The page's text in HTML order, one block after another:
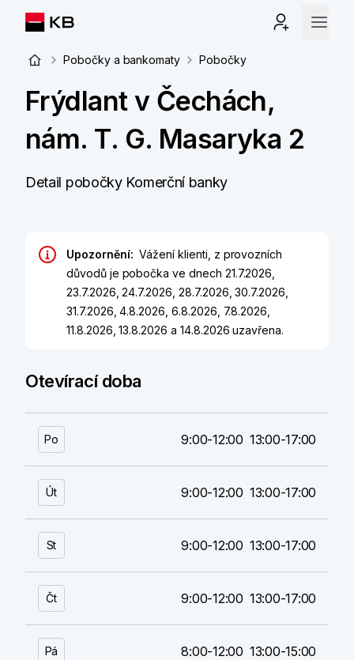
Pobočky a bankomaty Pobočky
Frýdlant v Čechách,
nám. T. G. Masaryka 2
Detail pobočky Komerční banky
Upozornění: Vážení klienti, z provozních
důvodů je pobočka ve dnech 21.7.2026,
23.7.2026, 24.7.2026, 28.7.2026, 30.7.2026,
31.7.2026, 4.8.2026, 6.8.2026, 7.8.2026,
11.8.2026, 13.8.2026 a 14.8.2026 uzavřena.
Otevírací doba
Po 9:00-12:00 13:00-17:00
Út 9:00-12:00 13:00-17:00
St 9:00-12:00 13:00-17:00
Čt 9:00-12:00 13:00-17:00
Pá 8:00-12:00 13:00-15:00